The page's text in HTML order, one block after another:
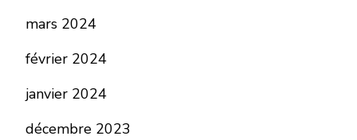
mars 2024
février 2024
janvier 2024
décembre 2023